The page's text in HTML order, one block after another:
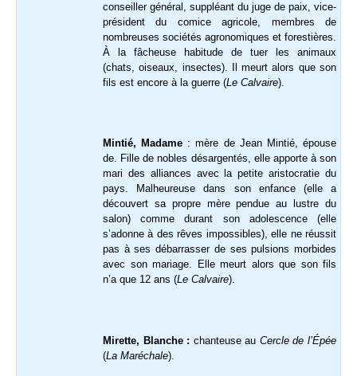
conseiller général, suppléant du juge de paix, vice-
président du comice agricole, membres de
nombreuses sociétés agronomiques et forestières.
À la fâcheuse habitude de tuer les animaux
(chats, oiseaux, insectes). Il meurt alors que son
fils est encore à la guerre (Le Calvaire).
Mintié, Madame : mère de Jean Mintié, épouse
de. Fille de nobles désargentés, elle apporte à son
mari des alliances avec la petite aristocratie du
pays. Malheureuse dans son enfance (elle a
découvert sa propre mère pendue au lustre du
salon) comme durant son adolescence (elle
s’adonne à des rêves impossibles), elle ne réussit
pas à ses débarrasser de ses pulsions morbides
avec son mariage. Elle meurt alors que son fils
n’a que 12 ans (Le Calvaire).
Mirette, Blanche : chanteuse au Cercle de l’Épée
(La Maréchale).